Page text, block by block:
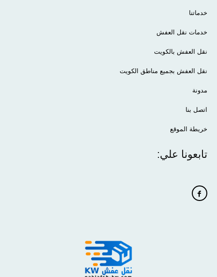
خدماتنا
خدمات نقل العفش
نقل العفش بالكويت
نقل العفش بجميع مناطق الكويت
مدونة
اتصل بنا
خريطة الموقع
تابعونا علي: